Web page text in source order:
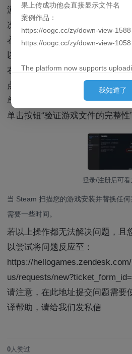
游戏时，加载时间可能会稍长一
次。6) 检查 Steam 中安装的游
着任何损坏或丢失的文件都将被
以下说明轻松完成此操作：
右键单击 Steam 库中的《无人
点击“属性...”
单击“已安装文件”选项卡
单击按钮“验证游戏文件的完整性”
登录/注册后可看
当 Steam 扫描您的游戏安装并替换任
需要一些时间。
若以上操作都无法解决问题，且
以尝试将问题反应至：
https://
us/requests/
请注意，在此地址提交问题需要
译帮助，请给我们发私信
0人赞过
果上传成功他会直接显示文件名
案例作品：
https://oogc.cc/zy/down-view-1588
https://oogc.cc/zy/down-view-1058
The platform now supports
previews of 3D models. By
behind the images. (Since placing
experience, we put them behind
P.S. Out of laziness, there is no
uploading 3D model files. Once
Example works:
https://oogc.cc/zy/down-view-1588
https://oogc.cc/zy/down-view-1058
我知道了